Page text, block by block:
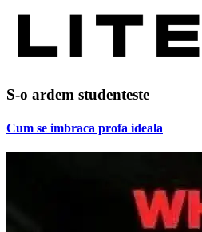
S-o ardem studenteste
Cum se imbraca profa ideala